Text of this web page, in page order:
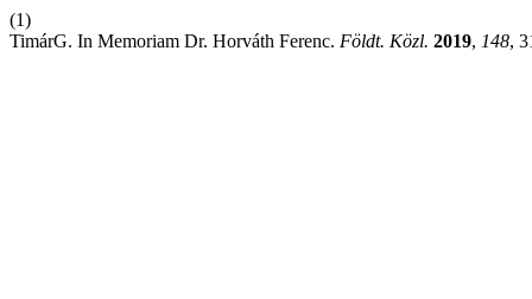
(1)
TimárG. In Memoriam Dr. Horváth Ferenc. Földt. Közl. 2019, 148,